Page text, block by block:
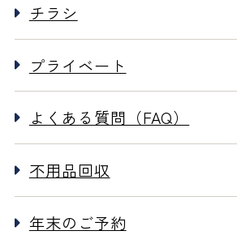
チラシ
プライベート
よくある質問（FAQ）
不用品回収
年末のご予約